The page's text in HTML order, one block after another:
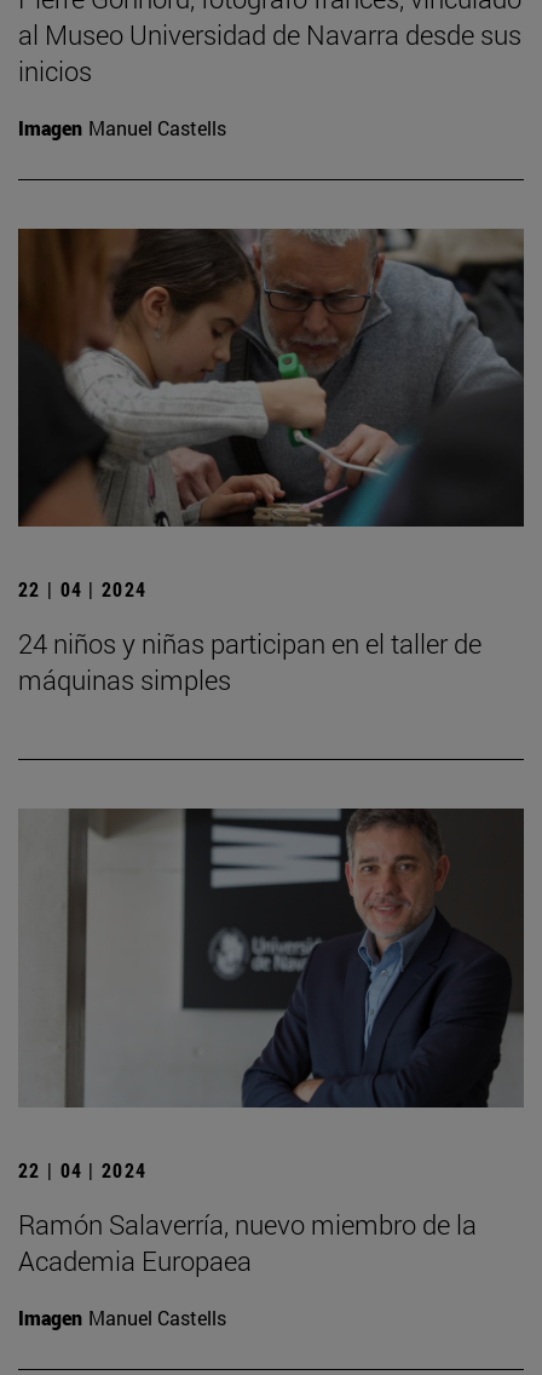
al Museo Universidad de Navarra desde sus
inicios
Imagen Manuel Castells
22 | 04 | 2024
24 niños y niñas participan en el taller de
máquinas simples
22 | 04 | 2024
Ramón Salaverría, nuevo miembro de la
Academia Europaea
Imagen Manuel Castells